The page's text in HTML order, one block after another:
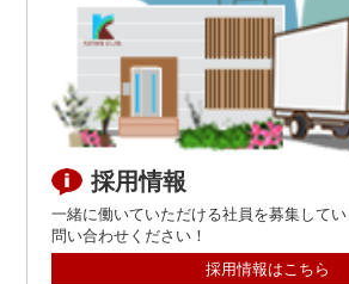
採用情報
一緒に働いていただける社員を募集して
問い合わせください！
採用情報はこちら